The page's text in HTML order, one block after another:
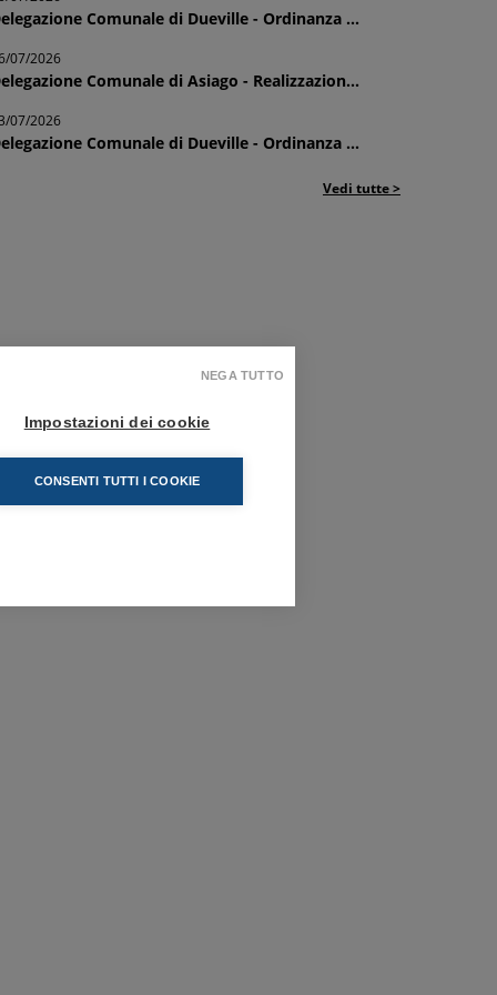
Comunale di Dueville - Ordinanza ...
07/2026
Comunale di Asiago - Realizzazion...
07/2026
Comunale di Dueville - Ordinanza ...
Vedi tutte >
Impostazioni dei cookie
NEGA TUTTO
CONSENTI TUTTI I COOKIE